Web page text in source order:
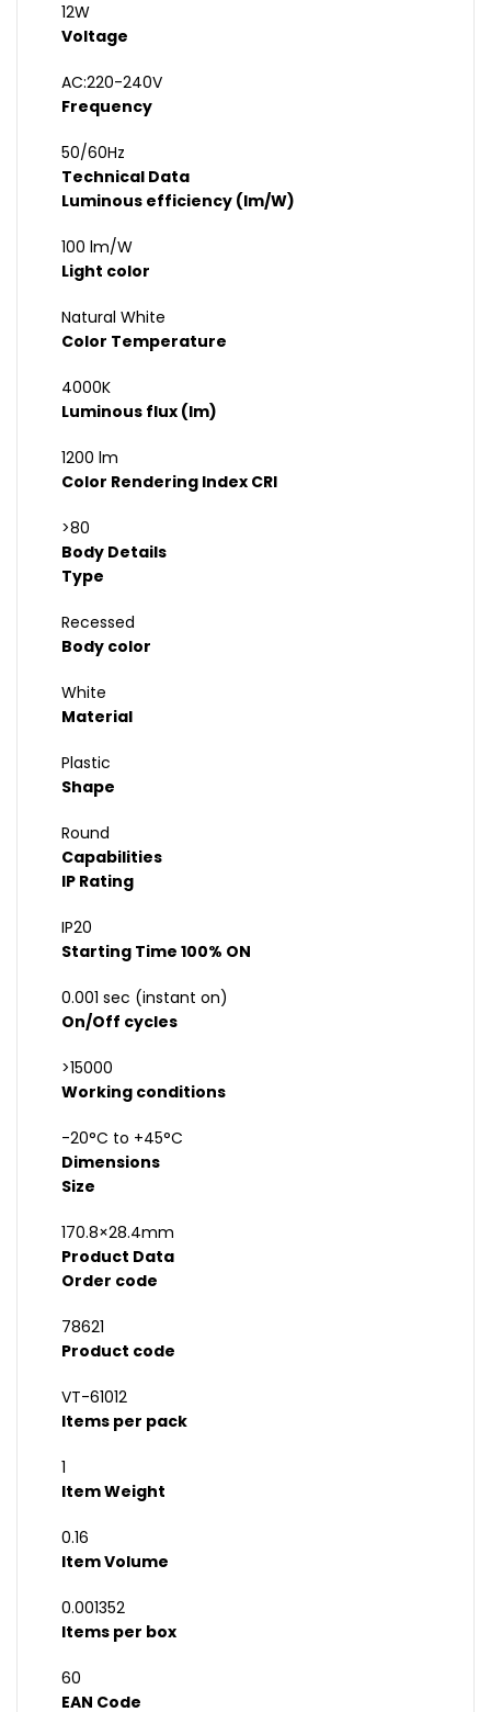
12W
Voltage
AC:220-240V
Frequency
50/60Hz
Technical Data
Luminous efficiency (lm/W)
100 lm/W
Light color
Natural White
Color Temperature
4000K
Luminous flux (lm)
1200 lm
Color Rendering Index CRI
>80
Body Details
Type
Recessed
Body color
White
Material
Plastic
Shape
Round
Capabilities
IP Rating
IP20
Starting Time 100% ON
0.001 sec (instant on)
On/Off cycles
>15000
Working conditions
-20°C to +45°C
Dimensions
Size
170.8×28.4mm
Product Data
Order code
78621
Product code
VT-61012
Items per pack
1
Item Weight
0.16
Item Volume
0.001352
Items per box
60
EAN Code